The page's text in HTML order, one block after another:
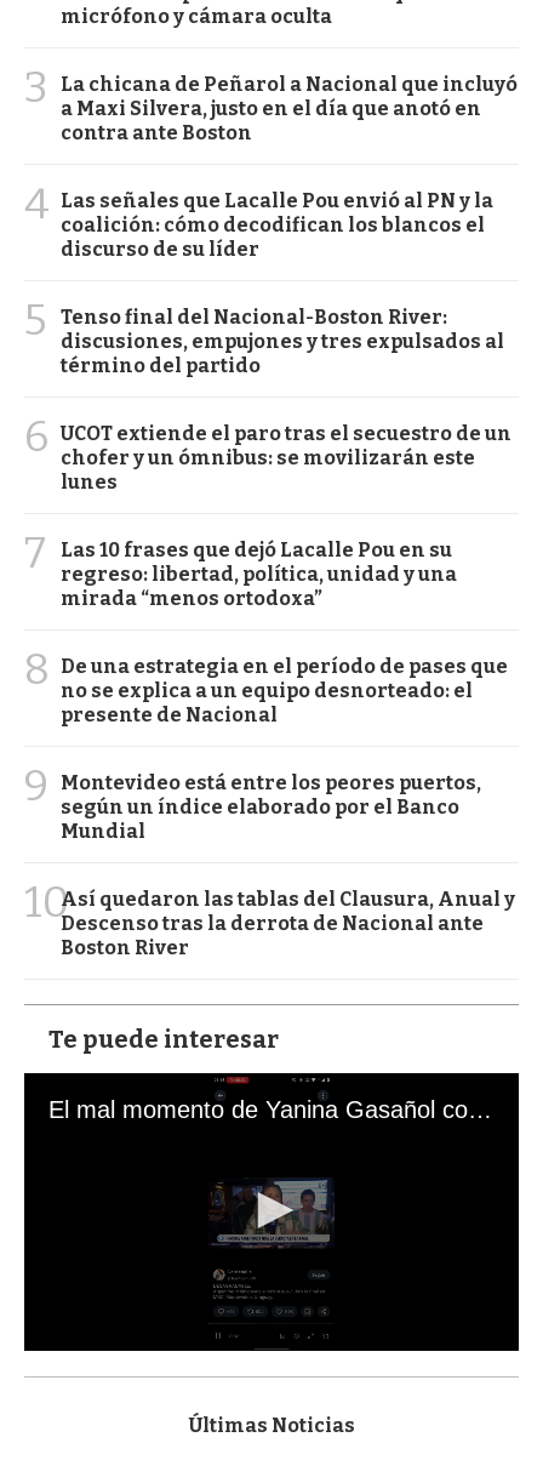
micrófono y cámara oculta
3
La chicana de Peñarol a Nacional que incluyó
a Maxi Silvera, justo en el día que anotó en
contra ante Boston
4 Las señales que Lacalle Pou envió al PN y la
coalición: cómo decodifican los blancos el
discurso de su líder
5
Tenso final del Nacional-Boston River:
discusiones, empujones y tres expulsados al
término del partido
6 UCOT extiende el paro tras el secuestro de un
chofer y un ómnibus: se movilizarán este
lunes
7
Las 10 frases que dejó Lacalle Pou en su
regreso: libertad, política, unidad y una
mirada “menos ortodoxa”
8
De una estrategia en el período de pases que
no se explica a un equipo desnorteado: el
presente de Nacional
9
Montevideo está entre los peores puertos,
según un índice elaborado por el Banco
Mundial
10Así quedaron las tablas del Clausura, Anual y
Descenso tras la derrota de Nacional ante
Boston River
Te puede interesar
El mal momento de Yanina Gasañol con un hincha argentino en "Subrayado"
s
Últimas Noticias